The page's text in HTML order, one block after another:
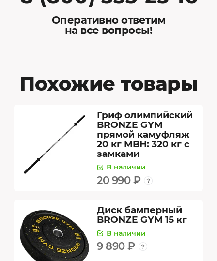
Оперативно ответим
на все вопросы!
Похожие товары
Гриф олимпийский
BRONZE GYM
прямой камуфляж
20 кг MBH: 320 кг с
замками
В наличии
20 990 ₽
Диск бамперный
BRONZE GYM 15 кг
В наличии
9 890 ₽